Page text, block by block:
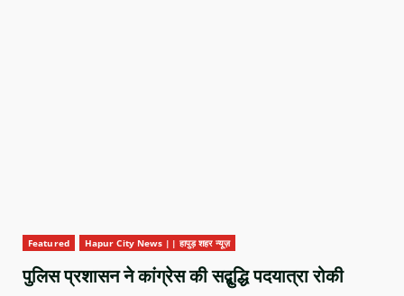
Featured Hapur City News || हापुड़ शहर न्यूज़
पुलिस प्रशासन ने कांग्रेस की सद्बुद्धि पदयात्रा रोकी